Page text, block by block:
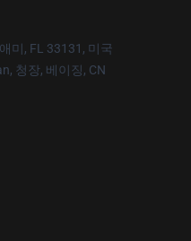
미, FL 33131, 미국
청장, 베이징, CN